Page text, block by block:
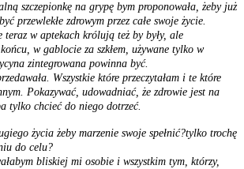
szczepionkę na grypę bym proponowała, żeby już
przewlekłe zdrowym przez całe swoje życie.
teraz w aptekach królują też by były, ale
w gablocie za szkłem, używane tylko w
zintegrowana powinna być.
Wszystkie które przeczytałam i te które
Pokazywać, udowadniać, że zdrowie jest na
tylko chcieć do niego dotrzeć.
życia żeby marzenie swoje spełnić?tylko trochę
do celu?
bliskiej mi osobie i wszystkim tym, którzy,